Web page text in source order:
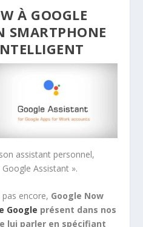
À GOOGLE
SMARTPHONE
assistant personnel,
Assistant ».
encore, Google Now
Google présent dans nos
lui parler en spécifiant